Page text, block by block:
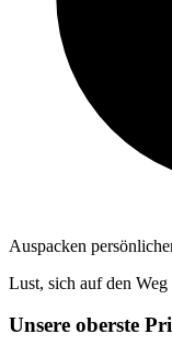
Auspacken
Lust, sich auf den
Unsere oberste